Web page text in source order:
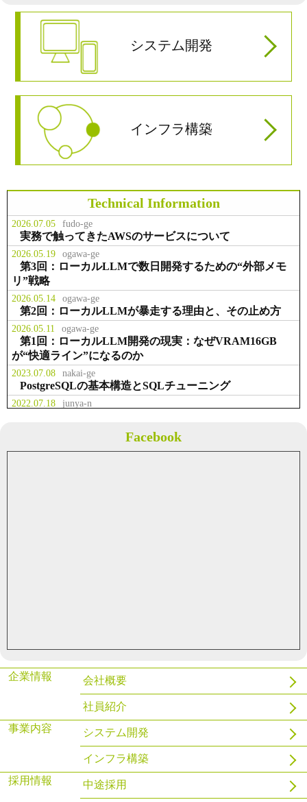
2018.07.20
ホームページをリニューアルしまし
た
般派遣への切り替えを行いました
2016.04.01 株式会社テリロジー様 お取引開始
スラボラトリ様 お取引開始
お知らせ 2014.02.23
事業拡大のため、本社を千代田区九
段北に移転
事業 2013.07.01
事業 2013.04.01
テクマトリックス株式会社様 お取
引開始
システム開発
インフラ構築
Technical Information
2026.07.05 fudo-ge
実務で触ってきたAWSのサービスについて
2026.05.19 ogawa-ge
第3回：ローカルLLMで数日開発するための“外部メモ
リ”戦略
2026.05.14 ogawa-ge
第2回：ローカルLLMが暴走する理由と、その止め方
2026.05.11 ogawa-ge
第1回：ローカルLLM開発の現実：なぜVRAM16GB
が“快適ライン”になるのか
2023.07.08 nakai-ge
PostgreSQLの基本構造とSQLチューニング
2022.07.18 junya-n
Facebook
企業情報 会社概要
社員紹介
事業内容
システム開発
インフラ構築
採用情報
中途採用